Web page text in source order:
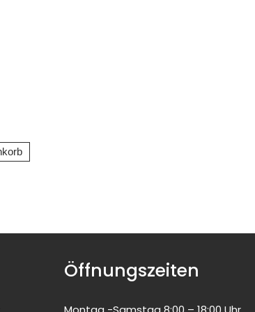
Öffnungszeiten